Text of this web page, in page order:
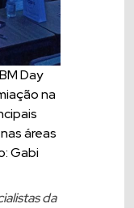
Day
na
áreas
Gabi
da